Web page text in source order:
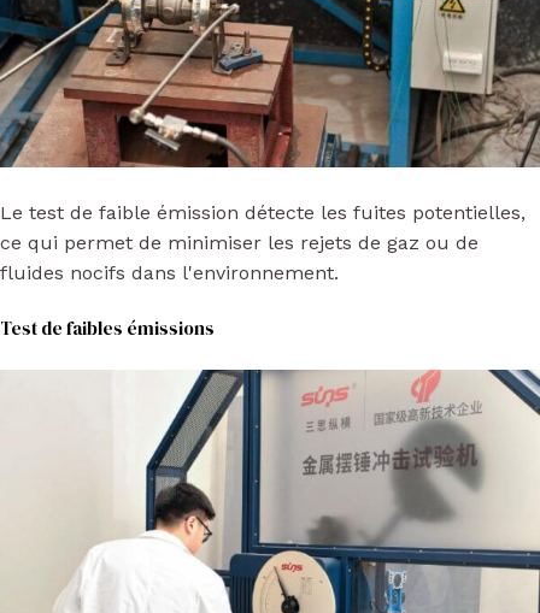
Le test de faible émission détecte les fuites potentielles,
ce qui permet de minimiser les rejets de gaz ou de
fluides nocifs dans l'environnement.
Test de faibles émissions